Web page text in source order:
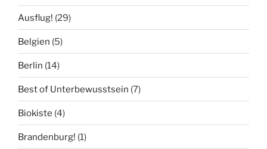
Ausflug! (29)
Belgien (5)
Berlin (14)
Best of Unterbewusstsein (7)
Biokiste (4)
Brandenburg! (1)